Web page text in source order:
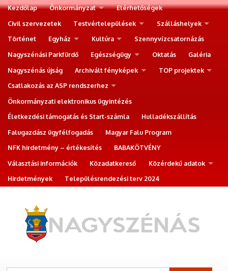
Kezdőlap Önkormányzat
Elérhetőségek
Civil szervezetek
Testvértelepülések
Szálláshelyek
Történet
Egyház Kultúra
Szennyvízcsatornázás
Nagyszénási Parkfürdő
Egészségügy Oktatás
Galéria
Nagyszénás újság
Archivált fényképek
TOP projektek
Csatlakozás az ASP rendszerhez
Önkormányzati elektronikus ügyintézés
Életkezdési támogatás és Start-számla
Hulladékszállítás
Falugazdász ügyfélfogadás
Magyar Falu Program
NFK hirdetmény – értékesítés
BABAKÖTVÉNY
Választási információk
Közadatkereső
Közérdekű adatok
Hirdetmények
Településrendezési terv 2024